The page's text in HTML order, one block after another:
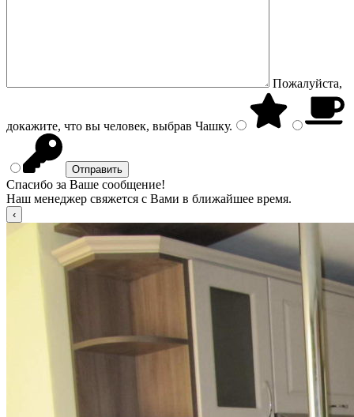
Пожалуйста,
докажите, что вы человек, выбрав Чашку.
Спасибо за Ваше сообщение!
Наш менеджер свяжется с Вами в ближайшее время.